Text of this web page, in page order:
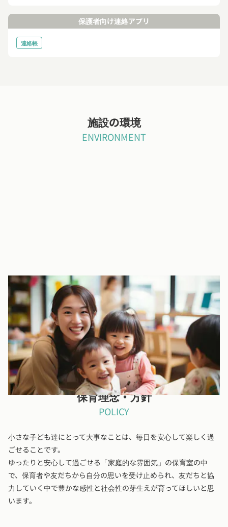
保護者向け連絡アプリ
連絡帳
施設の環境
ENVIRONMENT
広い駐車場
24代が止められる広い駐車場があります。
保育理念・方針
POLICY
小さな子ども達にとって大事なことは、毎日を安心して楽しく過
ごせることです。
ゆったりと安心して過ごせる「家庭的な雰囲気」の保育室の中
で、保育者や友だちから自分の思いを受け止められ、友だちと協
力していく中で豊かな感性と社会性の芽生えが育ってほしいと思
います。